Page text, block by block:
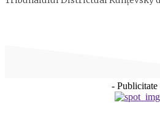
- Publicitate